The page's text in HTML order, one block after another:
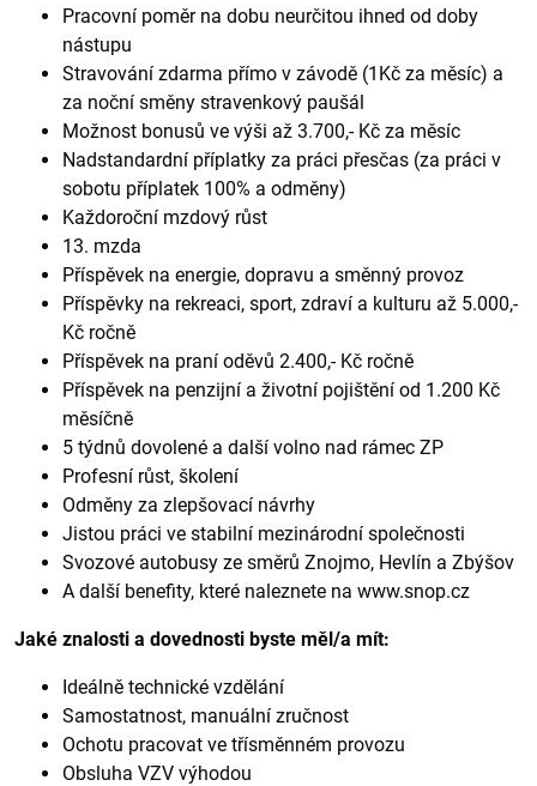
Pracovní poměr na dobu neurčitou ihned od doby
nástupu
Stravování zdarma přímo v závodě (1Kč za měsíc) a
za noční směny stravenkový paušál
Možnost bonusů ve výši až 3.700,- Kč za měsíc
Nadstandardní příplatky za práci přesčas (za práci v
sobotu příplatek 100% a odměny)
Každoroční mzdový růst
13. mzda
Příspěvek na energie, dopravu a směnný provoz
Příspěvky na rekreaci, sport, zdraví a kulturu až 5.000,-
Kč ročně
Příspěvek na praní oděvů 2.400,- Kč ročně
Příspěvek na penzijní a životní pojištění od 1.200 Kč
měsíčně
5 týdnů dovolené a další volno nad rámec ZP
Profesní růst, školení
Odměny za zlepšovací návrhy
Jistou práci ve stabilní mezinárodní společnosti
Svozové autobusy ze směrů Znojmo, Hevlín a Zbýšov
A další benefity, které naleznete na www.snop.cz
Jaké znalosti a dovednosti byste měl/a mít:
Ideálně technické vzdělání
Samostatnost, manuální zručnost
Ochotu pracovat ve třísměnném provozu
Obsluha VZV výhodou